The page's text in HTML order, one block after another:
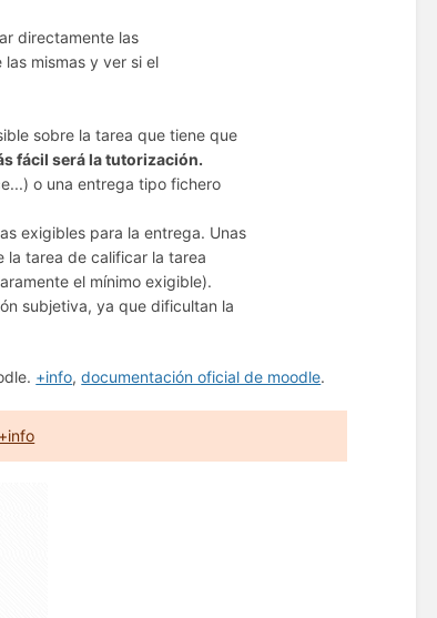
directamente las
mismas y ver si el
sobre la tarea que tiene que
fácil será la tutorización.
o una entrega tipo fichero
exigibles para la entrega. Unas
la tarea de calificar la tarea
el mínimo exigible).
subjetiva, ya que dificultan la
+info,documentación oficial de moodle.
+info